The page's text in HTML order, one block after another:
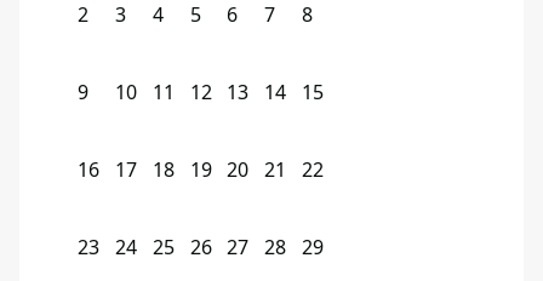
2 3 4 5 6 7 8
9 10 11 12 13 14 15
16 17 18 19 20 21 22
23 24 25 26 27 28 29